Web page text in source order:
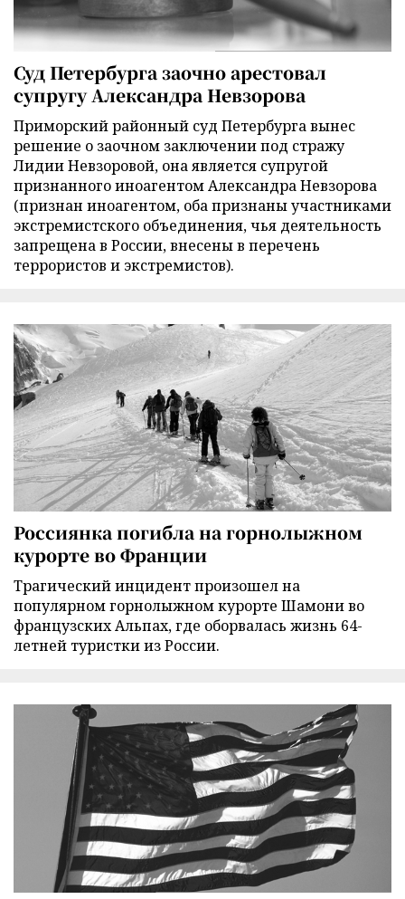
Суд Петербурга заочно арестовал
супругу Александра Невзорова
Приморский районный суд Петербурга вынес
решение о заочном заключении под стражу
Лидии Невзоровой, она является супругой
признанного иноагентом Александра Невзорова
(признан иноагентом, оба признаны участниками
экстремистского объединения, чья деятельность
запрещена в России, внесены в перечень
террористов и экстремистов).
Россиянка погибла на горнолыжном
курорте во Франции
Трагический инцидент произошел на
популярном горнолыжном курорте Шамони во
французских Альпах, где оборвалась жизнь 64-
летней туристки из России.